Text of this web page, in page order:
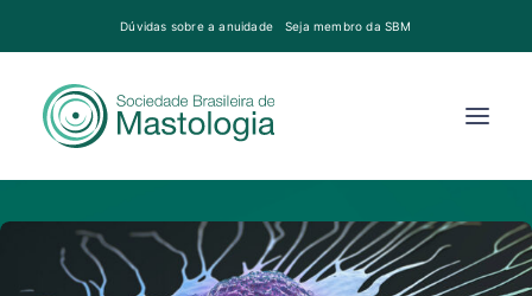
Dúvidas sobre a anuidade Seja membro da SBM